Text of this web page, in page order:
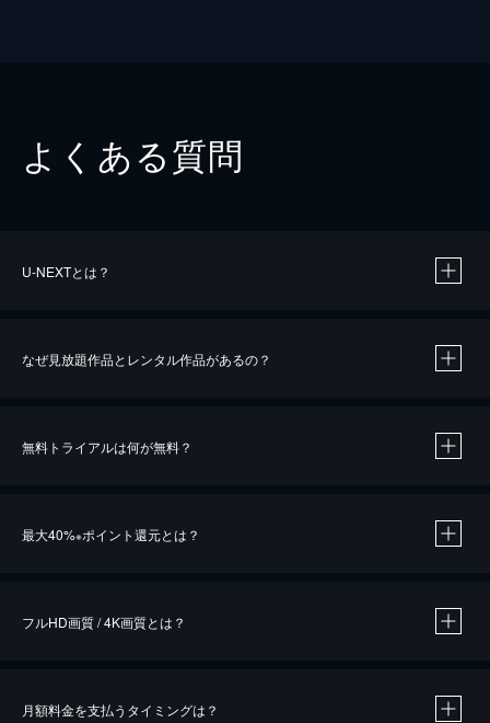
よくある質問
U-NEXTとは？
なぜ見放題作品とレンタル作品があるの？
無料トライアルは何が無料？
最大40%※ポイント還元とは？
※40％ポイント還元の対象は、クレジットカード決済による作品の購入 / レンタルです。
フルHD画質 / 4K画質とは？
月額料金を支払うタイミングは？